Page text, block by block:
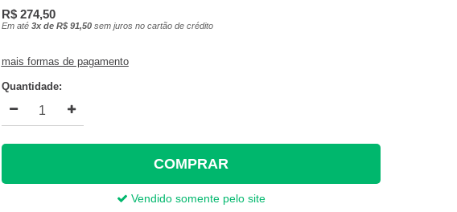
R$ 274,50
Em até 3x de R$ 91,50sem juros no cartão de crédito
mais formas de pagamento
Quantidade:
COMPRAR
Vendido somente pelo site